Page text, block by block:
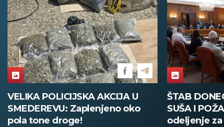
VELIKA POLICIJSKA AKCIJA U
SMEDEREVU: Zaplenjeno oko
pola tone droge!
ŠTAB
SUŠA I
odeljenje